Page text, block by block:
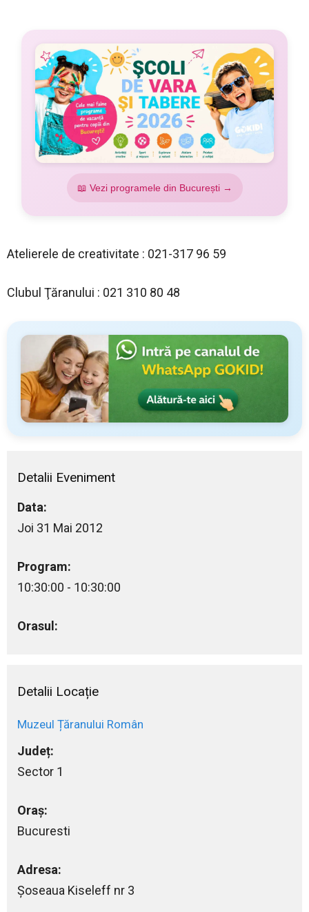
📖 Vezi programele din București →
Atelierele de creativitate : 021-317 96 59
Clubul Ţăranului : 021 310 80 48
Detalii Eveniment
Data:
Joi 31 Mai 2012
Program:
10:30:00 - 10:30:00
Orasul:
Detalii Locație
Muzeul Țăranului Român
Județ:
Sector 1
Oraș:
Bucuresti
Adresa:
Şoseaua Kiseleff nr 3